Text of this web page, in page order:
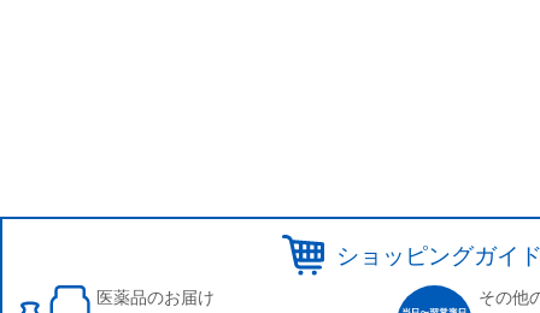
ショッピングガイ
医薬品のお届け その他